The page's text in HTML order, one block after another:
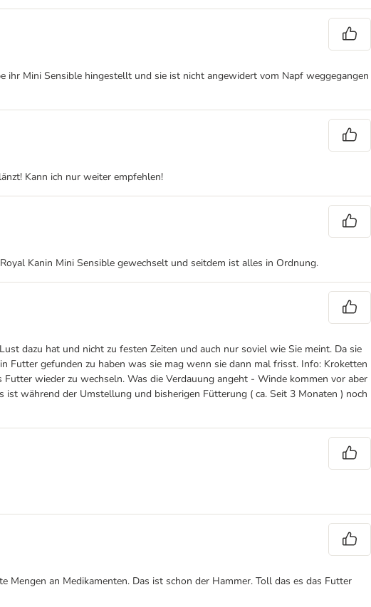
Mini Sensible hingestellt und sie ist nicht angewidert vom Napf weggegangen
Kann ich nur weiter empfehlen!
Kanin Mini Sensible gewechselt und seitdem ist alles in Ordnung.
dazu hat und nicht zu festen Zeiten und auch nur soviel wie Sie meint. Da sie
gefunden zu haben was sie mag wenn sie dann mal frisst. Info: Kroketten
wieder zu wechseln. Was die Verdauung angeht - Winde kommen vor aber
während der Umstellung und bisherigen Fütterung ( ca. Seit 3 Monaten ) noch
an Medikamenten. Das ist schon der Hammer. Toll das es das Futter